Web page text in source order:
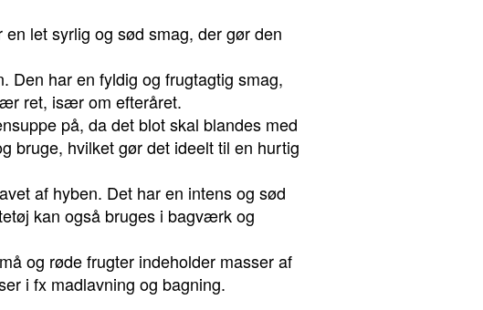
let syrlig og sød smag, der gør den
Den har en fyldig og frugtagtig smag,
ret, især om efteråret.
på, da det blot skal blandes med
bruge, hvilket gør det ideelt til en hurtig
af hyben. Det har en intens og sød
kan også bruges i bagværk og
og røde frugter indeholder masser af
i fx madlavning og bagning.